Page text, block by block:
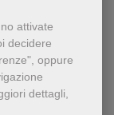
attivate
decidere
oppure
dettagli,